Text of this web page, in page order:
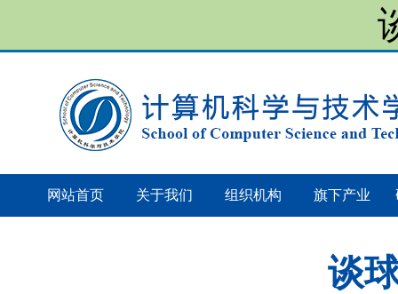
网站首页 关于我们 组织机构 旗下产业
谈